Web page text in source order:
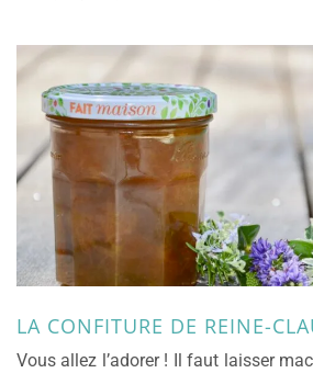
LA CONFITURE DE REINE-
Vous allez l’adorer ! Il faut laisser